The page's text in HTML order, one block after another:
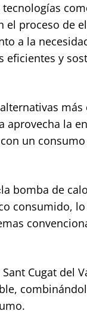
el proceso de
a la
y
aprovecha la
un
bomba de
consumido,
Cugat del